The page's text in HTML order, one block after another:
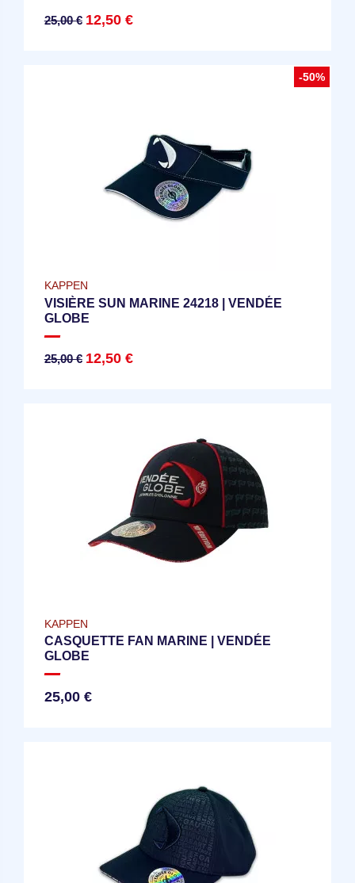
25,00 € 12,50 €
-50%
KAPPEN
VISIÈRE SUN MARINE 24218 | VENDÉE
GLOBE
25,00 € 12,50 €
KAPPEN
CASQUETTE FAN MARINE | VENDÉE
GLOBE
25,00 €